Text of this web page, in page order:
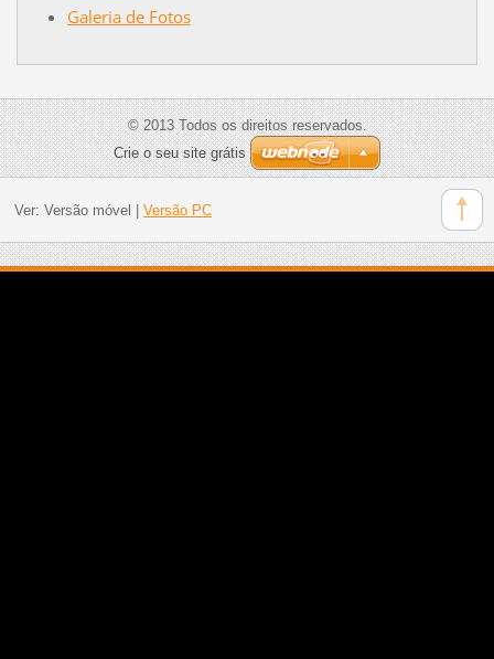
Galeria de Fotos
© 2013 Todos os direitos reservados.
Crie o seu site grátis
Ver: Versão móvel Versão PC